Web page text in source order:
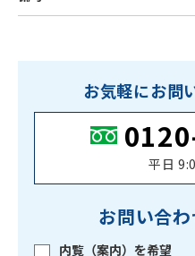
お気軽にお問
平日
お問い合
内覧（案内）を希望